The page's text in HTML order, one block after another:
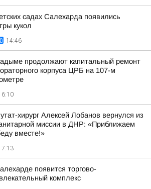
садах Салехарда появились
кукол
14:46
продолжают капитальный ремонт
корпуса ЦРБ на 107-м
хирург Алексей Лобанов вернулся из
миссии в ДНР: «Приближаем
вместе!»
появится торгово-
комплекс